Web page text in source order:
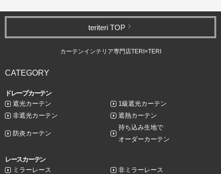
teriteri TOP
カーテンインテリア専門店TERI×TERI
CATEGORY
ドレープカーテン
遮光カーテン
1級遮光カーテン
非遮光カーテン
遮熱カーテン
防炎カーテン
持ち込み生地で
オーダーカーテン
レースカーテン
ミラーレース
非ミラーレース